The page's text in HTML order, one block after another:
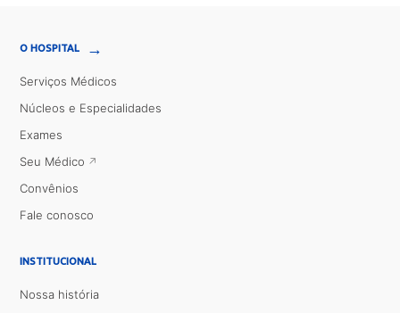
O HOSPITAL →
Serviços Médicos
Núcleos e Especialidades
Exames
Seu Médico
Convênios
Fale conosco
INSTITUCIONAL
Nossa história